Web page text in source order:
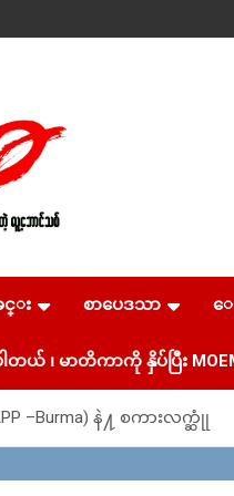
၊ ရန္ကုန္။
၀၄ ၁၀ ၅၈)
လမ္း။ ပ
၃၄
င္း စာပေဒသာ ေ
၊ မာတိကာကို နှိပ်ပြီး
နဲ႔ စကားလက္ဆုုံ